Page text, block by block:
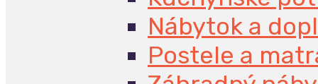
Nábytok a
Postele a